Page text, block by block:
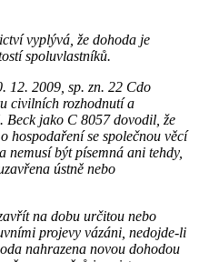
vyplývá, že dohoda je
spoluvlastníků.
12. 2009, sp. zn. 22 Cdo
civilních rozhodnutí a
Beck jako C 8057 dovodil, že
hospodaření se společnou věcí
být písemná ani tehdy,
ústně nebo
na dobu určitou nebo
projevy vázáni, nedojde-li
nahrazena novou dohodou